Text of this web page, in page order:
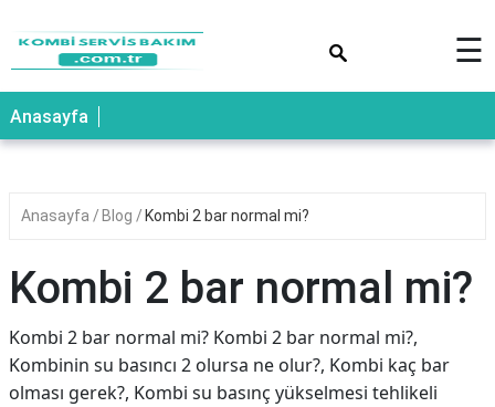
☰
Anasayfa
Anasayfa Blog Kombi 2 bar normal mi?
Kombi 2 bar normal mi?
Kombi 2 bar normal mi? Kombi 2 bar normal mi?,
Kombinin su basıncı 2 olursa ne olur?, Kombi kaç bar
olması gerek?, Kombi su basınç yükselmesi tehlikeli